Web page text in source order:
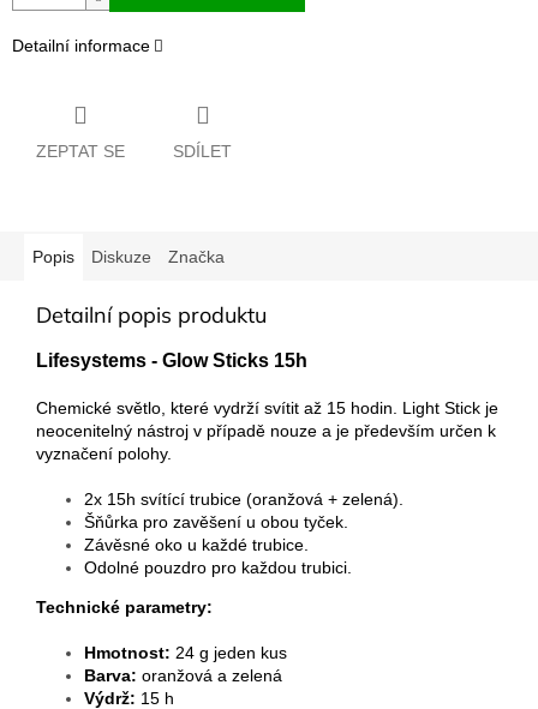
Detailní informace
ZEPTAT SE SDÍLET
Popis Diskuze Značka
Detailní popis produktu
Lifesystems - Glow Sticks 15h
Chemické světlo, které vydrží svítit až 15 hodin. Light Stick je
neocenitelný nástroj v případě nouze a je především určen k
vyznačení polohy.
2x 15h svítící trubice (oranžová + zelená).
Šňůrka pro zavěšení u obou tyček.
Závěsné oko u každé trubice.
Odolné pouzdro pro každou trubici.
Technické parametry:
Hmotnost: 24 g jeden kus
Barva: oranžová a zelená
Výdrž: 15 h